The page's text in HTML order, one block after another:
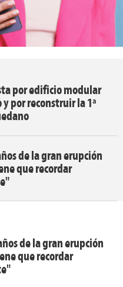
por edificio modular
por reconstruir la 1ª
de la gran erupción
que recordar
de la gran erupción
que recordar